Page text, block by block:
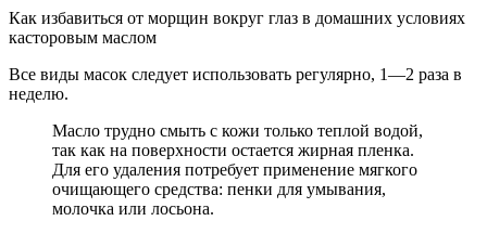
Как избавиться от морщин вокруг глаз в домашних условиях
касторовым маслом
Все виды масок следует использовать регулярно, 1—2 раза в
неделю.
Масло трудно смыть с кожи только теплой водой,
так как на поверхности остается жирная пленка.
Для его удаления потребует применение мягкого
очищающего средства: пенки для умывания,
молочка или лосьона.